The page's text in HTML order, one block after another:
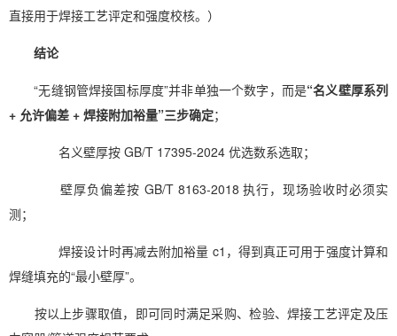
直接用于焊接工艺评定和强度校核。）
结论
“无缝钢管焊接国标厚度”并非单独一个数字，而是“名义壁厚系列
+ 允许偏差 + 焊接附加裕量”三步确定；
名义壁厚按 GB/T 17395-2024 优选数系选取；
壁厚负偏差按 GB/T 8163-2018 执行，现场验收时必须实
测；
焊接设计时再减去附加裕量 c1，得到真正可用于强度计算和
焊缝填充的“最小壁厚”。
按以上步骤取值，即可同时满足采购、检验、焊接工艺评定及压